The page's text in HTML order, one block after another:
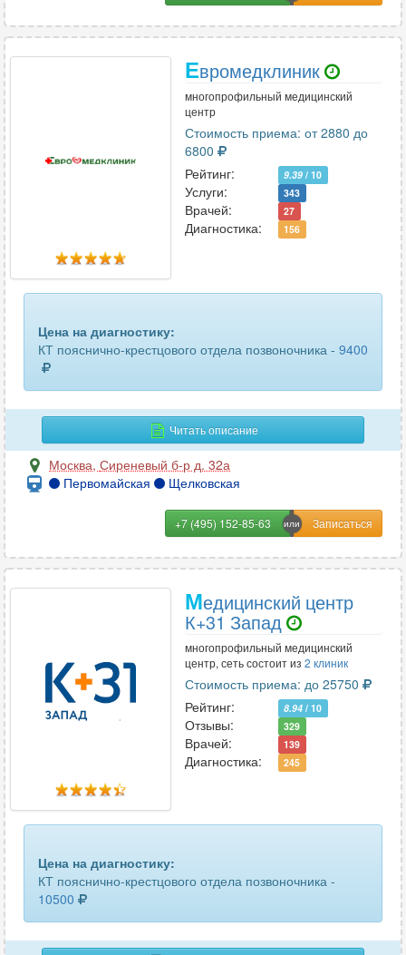
пояснично-крестцового отдела позвоночника 55
поясничного отдела позвоночника
77
селезенки
сердца
сосудов шеи 24
средостения 29
сустава (1 ед.)
тазобедренного сустава 61
шейного отдела позвоночника 61
Евромедклиник
многопрофильный медицинский
центр
Стоимость приема: от 2880 до
6800
Рейтинг:
9.39 / 10
Услуги: 343
Врачей: 27
Диагностика: 156
Цена на диагностику:
КТ пояснично-крестцового отдела позвоночника - 9400
Читать описание
Москва, Сиреневый б-р д. 32а
Первомайская
Щелковская
+7 (495) 152-85-63
Медицинский центр
К+31 Запад
многопрофильный медицинский
центр, сеть состоит из 2 клиник
Стоимость приема: до 25750
Рейтинг:
8.94 / 10
Отзывы: 329
Врачей: 139
Диагностика: 245
Цена на диагностику:
КТ пояснично-крестцового отдела позвоночника -
10500